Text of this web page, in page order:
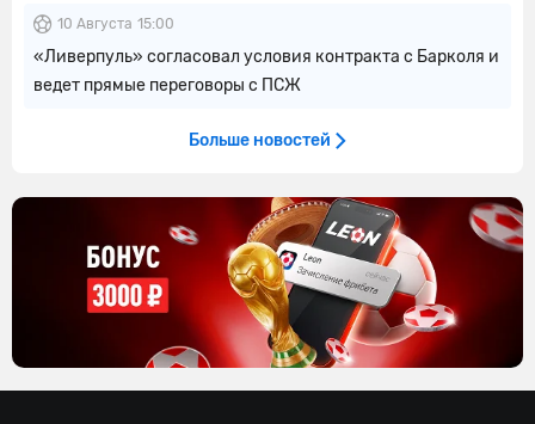
10 Августа 15:00
«Ливерпуль» согласовал условия контракта с Барколя и
ведет прямые переговоры с ПСЖ
Больше новостей